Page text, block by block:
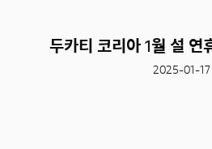
두카티 코리아 1월 설 연
2025-01-17